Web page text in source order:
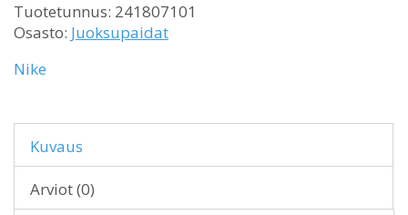
Tuotetunnus: 241807101
Osasto: Juoksupaidat
Nike
Kuvaus
Arviot (0)